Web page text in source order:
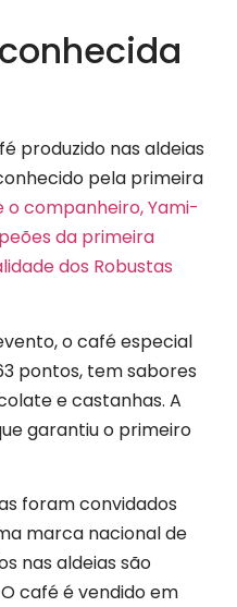
produzido nas aldeias
pela primeira
o companheiro, Yami-
da primeira
dos Robustas
o café especial
pontos, tem sabores
e castanhas. A
garantiu o primeiro
foram convidados
marca nacional de
nas aldeias são
café é vendido em